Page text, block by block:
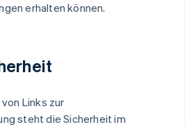
erhalten können.
Links zur
steht die Sicherheit im